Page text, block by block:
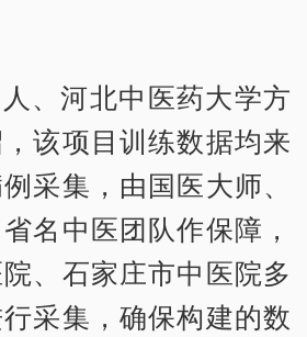
、河北中医药大学方
该项目训练数据均来
采集，由国医大师、
名中医团队作保障，
、石家庄市中医院多
采集，确保构建的数